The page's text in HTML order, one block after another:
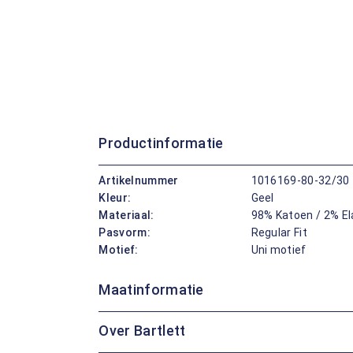
Productinformatie
Artikelnummer
1016169-80-32/30
Kleur:
Geel
Materiaal:
98% Katoen / 2%
Pasvorm:
Regular Fit
Motief:
Uni motief
Maatinformatie
Over Bartlett